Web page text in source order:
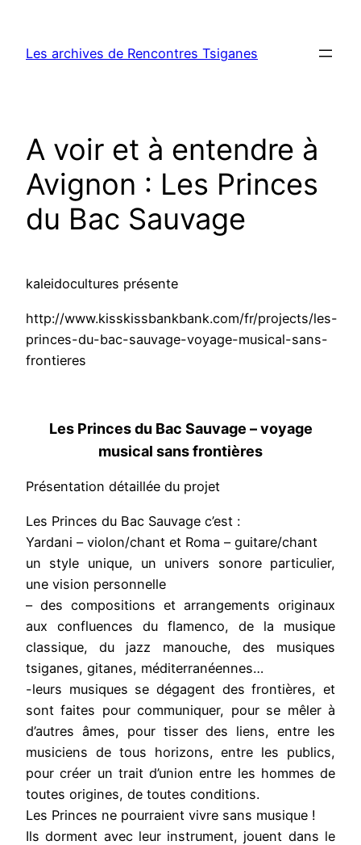
contenu
Les archives de Rencontres Tsiganes
A voir et à entendre à
Avignon : Les Princes
du Bac Sauvage
kaleidocultures présente
http://www.kisskissbankbank.com/fr/projects/les-
princes-du-bac-sauvage-voyage-musical-sans-
frontieres
Les Princes du Bac Sauvage – voyage
musical sans frontières
Présentation détaillée du projet
Les Princes du Bac Sauvage c’est :
Yardani – violon/chant et Roma – guitare/chant
un style unique, un univers sonore particulier,
une vision personnelle
– des compositions et arrangements originaux
aux confluences du flamenco, de la musique
classique, du jazz manouche, des musiques
tsiganes, gitanes, méditerranéennes…
-leurs musiques se dégagent des frontières, et
sont faites pour communiquer, pour se mêler à
d’autres âmes, pour tisser des liens, entre les
musiciens de tous horizons, entre les publics,
pour créer un trait d’union entre les hommes de
toutes origines, de toutes conditions.
Les Princes ne pourraient vivre sans musique !
Ils dorment avec leur instrument, jouent dans le